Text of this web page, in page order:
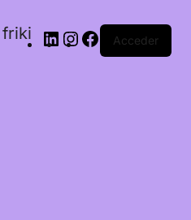
Acceder